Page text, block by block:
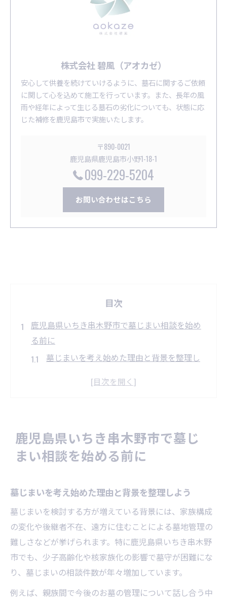
株式会社 碧風（アオカゼ）
安心して供養を続けていけるように、墓石に関するご依頼
に関して心を込めて施工を行っています。また、長年の風
雨や経年によって生じる墓石の劣化についても、状態に応
じた補修を鹿児島市で実施いたします。
〒890-0021
鹿児島県鹿児島市小野1-18-1
099-229-5204
お問い合わせはこちら
目次
鹿児島県いちき串木野市で墓じまい相談を始め
る前に
墓じまいを考え始めた理由と背景を整理し
相談前に準備しておきたい必要書類や情報
墓じまい相談時に押さえるべき注意点とは
墓じまいの基本的な流れと進め方の概要
墓じまい費用の内訳と相場をわかりやすく
解説
手続きに必要な申請や改葬許可の流れとは
墓じまい業者選びと見積もり比較のコツ
費用トラブルを防ぐための注意点まとめ
行政書士依頼時に知っておきたい費用ポイ
ント
鹿児島県いちき串木野市で墓じ
まい相談を始める前に
墓じまいを考え始めた理由と背景を整理しよう
墓じまいを検討する方が増えている背景には、家族構成
の変化や後継者不在、遠方に住むことによる墓地管理の
難しさなどが挙げられます。特に鹿児島県いちき串木野
市でも、少子高齢化や核家族化の影響で墓守が困難にな
り、墓じまいの相談件数が年々増加しています。
例えば、親族間で今後のお墓の管理について話し合う中